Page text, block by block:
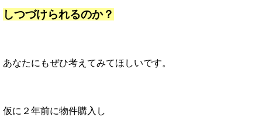
しつづけられるのか？
あなたにもぜひ考えてみてほしいです。
仮に２年前に物件購入し